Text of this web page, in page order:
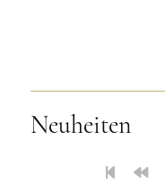
Neuheiten